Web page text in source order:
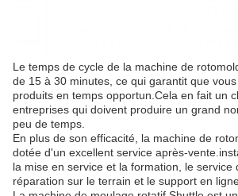
Le temps de cycle de la machine de
de 15 à 30 minutes, ce qui garantit que
produits en temps opportun.Cela en fait un
entreprises qui doivent produire un grand
peu de temps.
En plus de son efficacité, la machine de
dotée d'un excellent service après-
la mise en service et la formation, le service
réparation sur le terrain et le support en